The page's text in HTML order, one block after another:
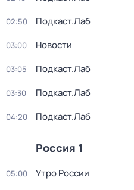
02:50 Подкаст.Лаб
03:00 Новости
03:05 Подкаст.Лаб
03:30 Подкаст.Лаб
04:20 Подкаст.Лаб
Россия 1
05:00 Утро России